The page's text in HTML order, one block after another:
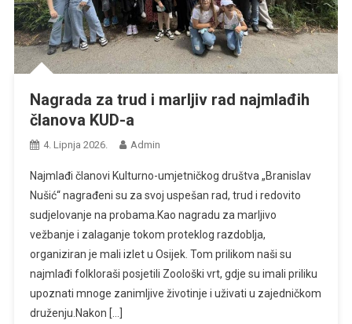
Nagrada za trud i marljiv rad najmlađih
članova KUD-a
4. Lipnja 2026. Admin
Najmlađi članovi Kulturno-umjetničkog društva „Branislav
Nušić“ nagrađeni su za svoj uspešan rad, trud i redovito
sudjelovanje na probama.Kao nagradu za marljivo
vežbanje i zalaganje tokom proteklog razdoblja,
organiziran je mali izlet u Osijek. Tom prilikom naši su
najmlađi folkloraši posjetili Zoološki vrt, gdje su imali priliku
upoznati mnoge zanimljive životinje i uživati u zajedničkom
druženju.Nakon […]